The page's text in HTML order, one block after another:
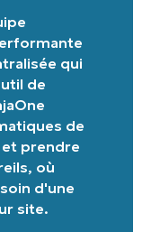
qui
de
de
prendre
où
d'une
site.